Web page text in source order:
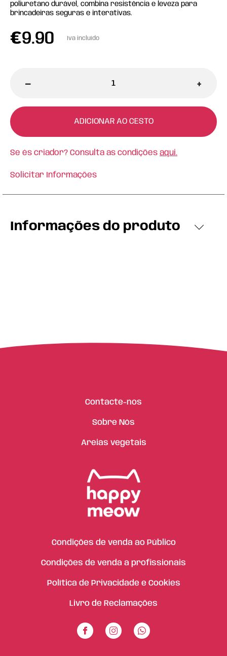
poliuretano durável, combina resistência e leveza para
brincadeiras seguras e interativas.
€9.90 Iva incluído
- +
ADICIONAR AO CESTO
Se és criador? Consulta as condições aqui.
Solicitar Informações
Informações do produto
Contacte-nos
Sobre Nós
Areias vegetais
Condições de venda ao Público
Condições de venda a profissionais
Política de Privacidade e Cookies
Livro de Reclamações